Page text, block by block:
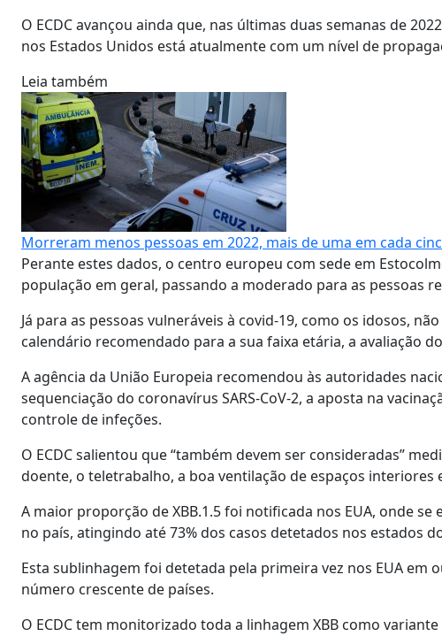
O ECDC avançou ainda que, nas últimas duas semanas de
nos Estados Unidos está atualmente com um nível de
Leia também
Morreram menos pessoas em 2022, mais de uma em cada
Perante estes dados, o centro europeu com sede em
população em geral, passando a moderado para as pessoas
Já para as pessoas vulneráveis à covid-19, como os idosos,
calendário recomendado para a sua faixa etária, a avaliação
A agência da União Europeia recomendou às autoridades
sequenciação do coronavírus SARS-CoV-2, a aposta na
controle de infeções.
O ECDC salientou que “também devem ser consideradas”
doente, o teletrabalho, a boa ventilação de espaços interiores
A maior proporção de XBB.1.5 foi notificada nos EUA, onde
no país, atingindo até 73% dos casos detetados nos estados
Esta sublinhagem foi detetada pela primeira vez nos EUA
número crescente de países.
O ECDC tem monitorizado toda a linhagem XBB como